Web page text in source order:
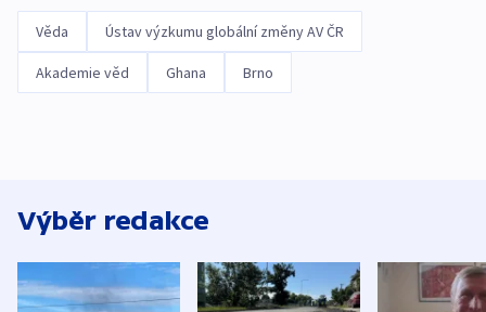
Věda Ústav výzkumu globální změny AV ČR
Akademie věd Ghana Brno
Výběr redakce